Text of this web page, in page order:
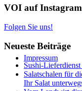
Impressum
VOI auf Instagram
Folgen Sie uns!
Neueste Beiträge
Sushi-
Salatschalen für
Ihr Salat